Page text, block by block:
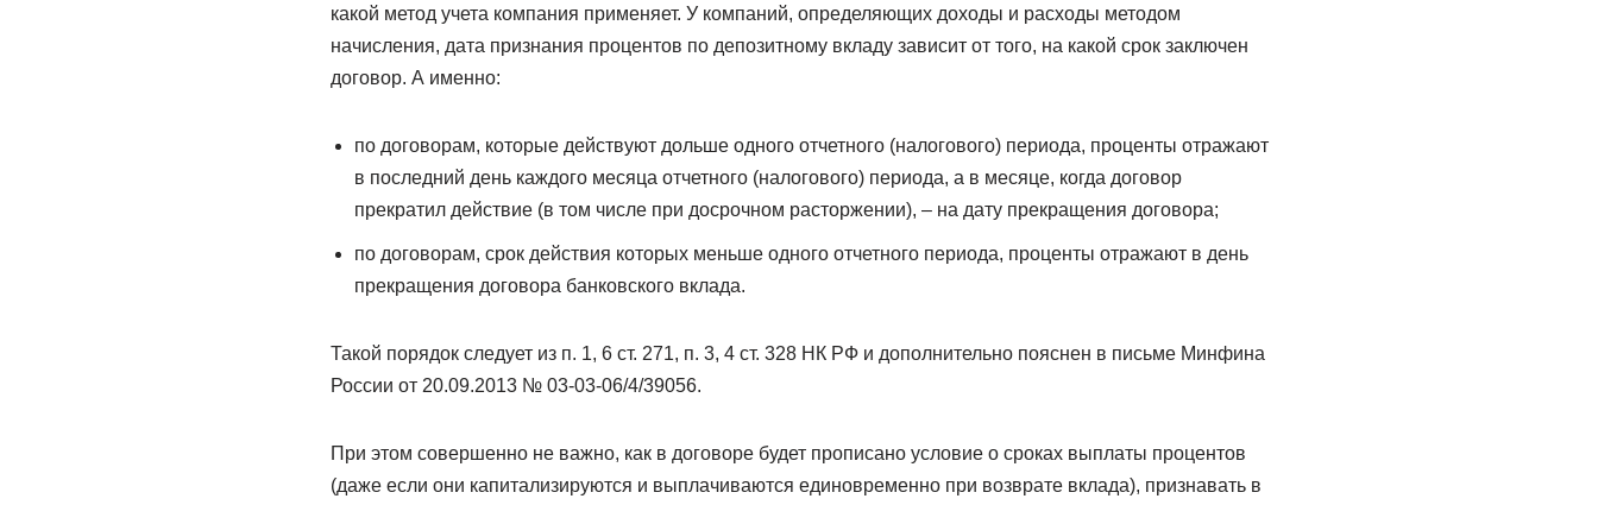
какой метод учета компания применяет. У компаний, определяющих доходы и расходы методом
начисления, дата признания процентов по депозитному вкладу зависит от того, на какой срок заключен
договор. А именно:
по договорам, которые действуют дольше одного отчетного (налогового) периода, проценты отражают
в последний день каждого месяца отчетного (налогового) периода, а в месяце, когда договор
прекратил действие (в том числе при досрочном расторжении), – на дату прекращения договора;
по договорам, срок действия которых меньше одного отчетного периода, проценты отражают в день
прекращения договора банковского вклада.
Такой порядок следует из п. 1, 6 ст. 271, п. 3, 4 ст. 328 НК РФ и дополнительно пояснен в письме Минфина
России от 20.09.2013 № 03-03-06/4/39056.
При этом совершенно не важно, как в договоре будет прописано условие о сроках выплаты процентов
(даже если они капитализируются и выплачиваются единовременно при возврате вклада), признавать в